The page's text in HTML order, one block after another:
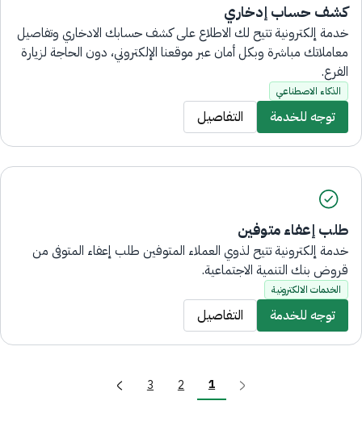
كشف حساب إدخاري
خدمة إلكترونية تتيح لك الاطلاع على كشف حسابك الادخاري وتفاصيل
معاملاتك مباشرة وبكل أمان عبر موقعنا الإلكتروني، دون الحاجة لزيارة
الفرع.
الذكاء الاصطناعي
توجه للخدمة التفاصيل
طلب إعفاء متوفين
خدمة إلكترونية تتيح لذوي العملاء المتوفين طلب إعفاء المتوفى من
قروض بنك التنمية الاجتماعية.
الخدمات الالكترونية
توجه للخدمة التفاصيل
1
2
3